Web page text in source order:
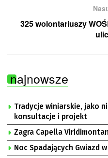
325 wolontariuszy
najnowsze
Tradycje winiarskie, jako
konsultacje i projekt
Zagra Capella
Noc Spadających Gwiazd